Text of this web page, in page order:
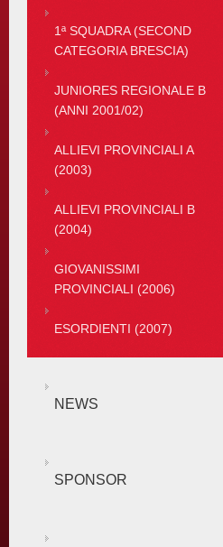
1ª SQUADRA (SECOND
CATEGORIA BRESCIA)
JUNIORES REGIONALE B
(ANNI 2001/02)
ALLIEVI PROVINCIALI A
(2003)
ALLIEVI PROVINCIALI B
(2004)
GIOVANISSIMI
PROVINCIALI (2006)
ESORDIENTI (2007)
NEWS
SPONSOR